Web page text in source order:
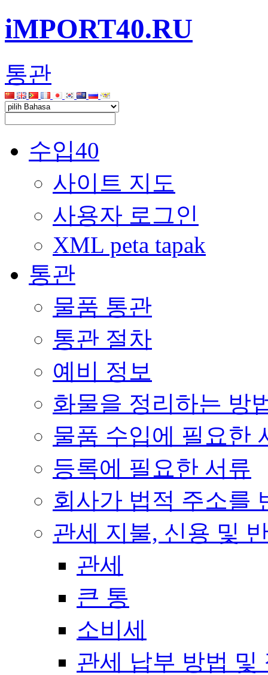
iMPORT40.RU
통관
수입40
사이트 지도
사용자 로그인
XML peta tapak
통관
물품 통관
통관 절차
예비 정보
화물을 정리하는 방
물품 수입에 필요한
등록에 필요한 서류
회사가 법적 주소를
관세 지불, 신용 및
관세
큰 통
소비세
관세 납부 방법 및